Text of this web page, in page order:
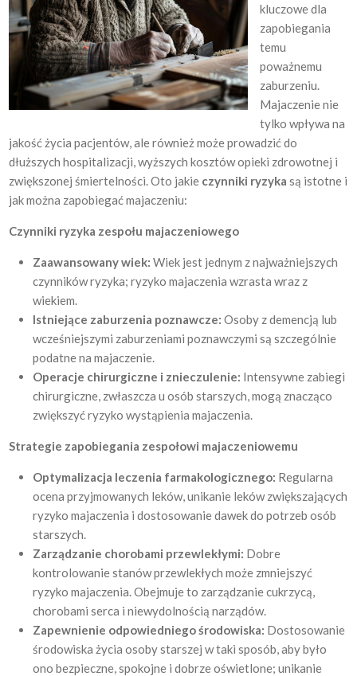
kluczowe dla
zapobiegania
temu
poważnemu
zaburzeniu.
Majaczenie nie
tylko wpływa na
jakość życia pacjentów, ale również może prowadzić do
dłuższych hospitalizacji, wyższych kosztów opieki zdrowotnej i
zwiększonej śmiertelności. Oto jakie czynniki ryzyka są istotne i
jak można zapobiegać majaczeniu:
Czynniki ryzyka zespołu majaczeniowego
Zaawansowany wiek: Wiek jest jednym z najważniejszych
czynników ryzyka; ryzyko majaczenia wzrasta wraz z
wiekiem.
Istniejące zaburzenia poznawcze: Osoby z demencją lub
wcześniejszymi zaburzeniami poznawczymi są szczególnie
podatne na majaczenie.
Operacje chirurgiczne i znieczulenie: Intensywne zabiegi
chirurgiczne, zwłaszcza u osób starszych, mogą znacząco
zwiększyć ryzyko wystąpienia majaczenia.
Strategie zapobiegania zespołowi majaczeniowemu
Optymalizacja leczenia farmakologicznego: Regularna
ocena przyjmowanych leków, unikanie leków zwiększających
ryzyko majaczenia i dostosowanie dawek do potrzeb osób
starszych.
Zarządzanie chorobami przewlekłymi: Dobre
kontrolowanie stanów przewlekłych może zmniejszyć
ryzyko majaczenia. Obejmuje to zarządzanie cukrzycą,
chorobami serca i niewydolnością narządów.
Zapewnienie odpowiedniego środowiska: Dostosowanie
środowiska życia osoby starszej w taki sposób, aby było
ono bezpieczne, spokojne i dobrze oświetlone; unikanie